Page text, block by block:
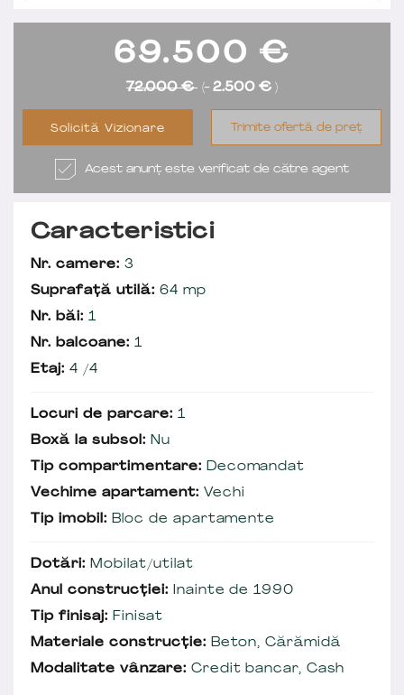
69.500 €
72.000 € (- 2.500 € )
Solicită Vizionare Trimite ofertă de preț
Acest anunț este verificat de către agent
Caracteristici
Nr. camere: 3
Suprafață utilă: 64 mp
Nr. băi: 1
Nr. balcoane: 1
Etaj: 4 /4
Locuri de parcare: 1
Boxă la subsol: Nu
Tip compartimentare: Decomandat
Vechime apartament: Vechi
Tip imobil: Bloc de apartamente
Dotări: Mobilat/utilat
Anul construcției: Inainte de 1990
Tip finisaj: Finisat
Materiale construcție: Beton, Cărămidă
Modalitate vânzare: Credit bancar, Cash